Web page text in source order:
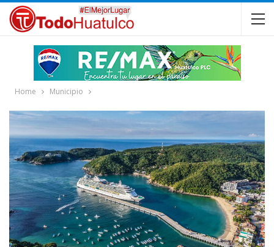
Home Municipio